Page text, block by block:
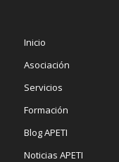
Inicio
Asociación
Servicios
Formación
Blog APETI
Noticias APETI